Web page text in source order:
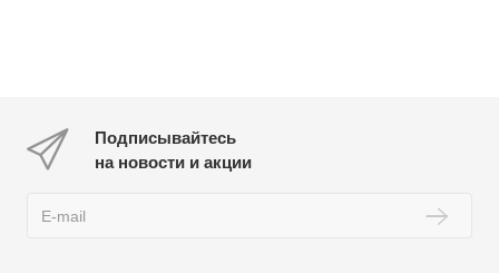
Подписывайтесь
на новости и акции